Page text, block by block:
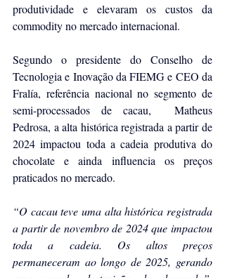
produtividade e elevaram os custos da
commodity no mercado internacional.
Segundo o presidente do Conselho de
Tecnologia e Inovação da FIEMG e CEO da
Fralía, referência nacional no segmento de
semi-processados de cacau,  Matheus
Pedrosa, a alta histórica registrada a partir de
2024 impactou toda a cadeia produtiva do
chocolate e ainda influencia os preços
praticados no mercado.
“O cacau teve uma alta histórica registrada
a partir de novembro de 2024 que impactou
toda a cadeia. Os altos preços
permaneceram ao longo de 2025, gerando